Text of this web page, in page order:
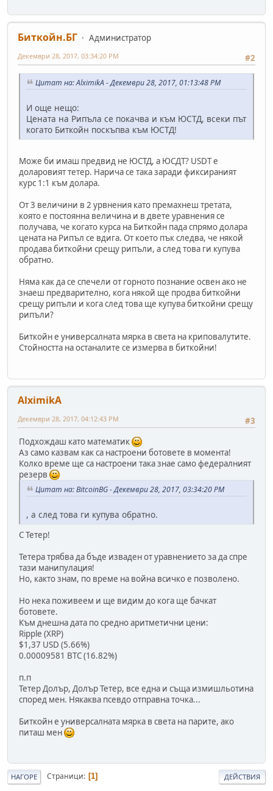
Биткойн.БГ
Администратор
#2
Декември 28, 2017, 03:34:20 PM
Цитат на: AlximikA - Декември 28, 2017, 01:13:48 PM
И още нещо:
Цената на Рипъла се покачва и към ЮСТД, всеки път
когато Биткойн поскъпва към ЮСТД!
Може би имаш предвид не ЮСТД, а ЮСДТ? USDT е
доларовият тетер. Нарича се така заради фиксираният
курс 1:1 към долара.
От 3 величини в 2 урвнения като премахнеш третата,
която е постоянна величина и в двете уравнения се
получава, че когато курса на Биткойн пада спрямо долара
цената на Рипъл се вдига. От което пък следва, че някой
продава биткойни срещу рипъли, а след това ги купува
обратно.
Няма как да се спечели от горното познание освен ако не
знаеш предварително, кога някой ще продва биткойни
срещу рипъли и кога след това ще купува биткойни срещу
рипъли?
Биткойн е универсалната мярка в света на криповалутите.
Стойността на останалите се измерва в биткойни!
AlximikA
#3
Декември 28, 2017, 04:12:43 PM
Подхождаш като математик
Аз само казвам как са настроени ботовете в момента!
Колко време ще са настроени така знае само федералният
резерв
Цитат на: BitcoinBG - Декември 28, 2017, 03:34:20 PM
, а след това ги купува обратно.
С Тетер!
Тетера трябва да бъде изваден от уравнението за да спре
тази манипулация!
Но, както знам, по време на война всичко е позволено.
Но нека поживеем и ще видим до кога ще бачкат
ботовете.
Към днешна дата по средно аритметични цени:
Ripple (XRP)
$1,37 USD (5.66%)
0.00009581 BTC (16.82%)
п.п
Тетер Долър, Долър Тетер, все една и съща измишльотина
според мен. Някаква псевдо отправна точка...
Биткойн е универсалната мярка в света на парите, ако
питаш мен
НАГОРЕ Страници 1 ДЕЙСТВИЯ